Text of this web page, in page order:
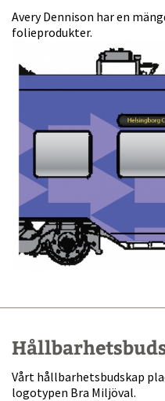
Avery Dennison har en
folieprodukter.
Vårt hållbarhetsbudskap
logotypen Bra Miljöval.